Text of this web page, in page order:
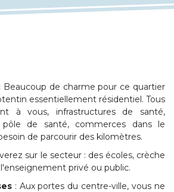
Beaucoup de charme pour ce quartier
essentiellement résidentiel. Tous
à vous, infrastructures de santé,
pôle de santé, commerces dans le
de parcourir des kilomètres.
sur le secteur : des écoles, crèche
privé ou public.
: Aux portes du centre-ville, vous ne